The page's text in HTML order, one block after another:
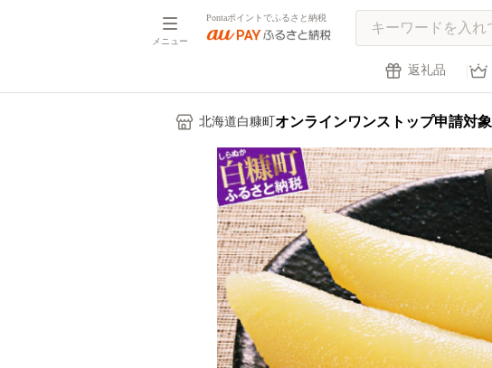
メニュー
Pontaポイントでふるさと納税
返礼品
北海道白糠町 オンラインワンストップ申請対象